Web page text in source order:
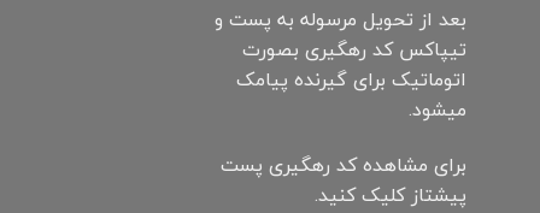
بعد از تحویل مرسوله به پست و
تیپاکس کد رهگیری بصورت
اتوماتیک برای گیرنده پیامک
میشود.
برای مشاهده کد رهگیری پست
پیشتاز کلیک کنید.